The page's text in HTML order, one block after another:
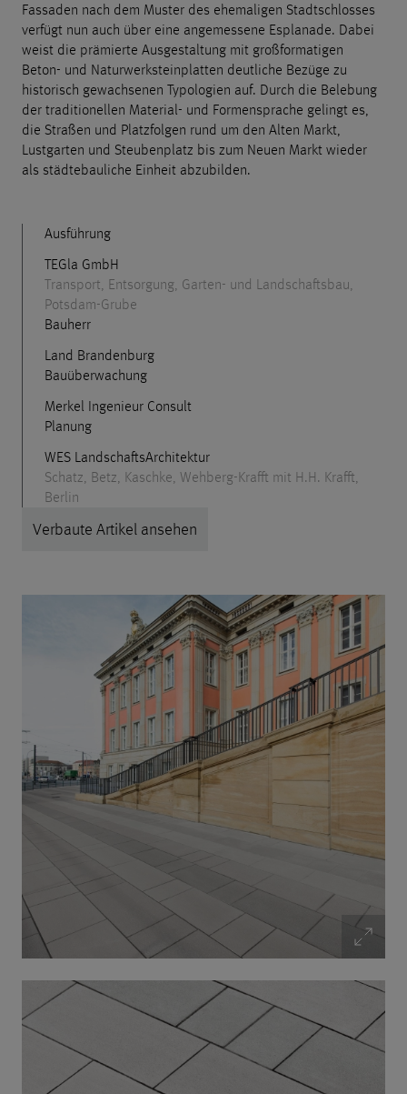
Fassaden nach dem Muster des ehemaligen Stadtschlosses
verfügt nun auch über eine angemessene Esplanade. Dabei
weist die prämierte Ausgestaltung mit großformatigen
Beton- und Naturwerksteinplatten deutliche Bezüge zu
historisch gewachsenen Typologien auf. Durch die Belebung
der traditionellen Material- und Formensprache gelingt es,
die Straßen und Platzfolgen rund um den Alten Markt,
Lustgarten und Steubenplatz bis zum Neuen Markt wieder
als städtebauliche Einheit abzubilden.
Ausführung
TEGla GmbH
Transport, Entsorgung, Garten- und Landschaftsbau,
Potsdam-Grube
Bauherr
Land Brandenburg
Bauüberwachung
Merkel Ingenieur Consult
Planung
WES LandschaftsArchitektur
Schatz, Betz, Kaschke, Wehberg-Krafft mit H.H. Krafft,
Berlin
Verbaute Artikel ansehen